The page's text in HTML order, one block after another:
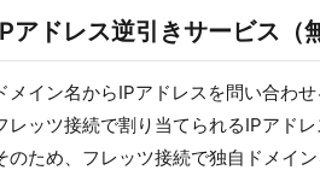
アドレス逆引きサービス（
メイン名からIPアドレスを問い合わ
レッツ接続で割り当てられるIPアド
のため、フレッツ接続で独自ドメイ